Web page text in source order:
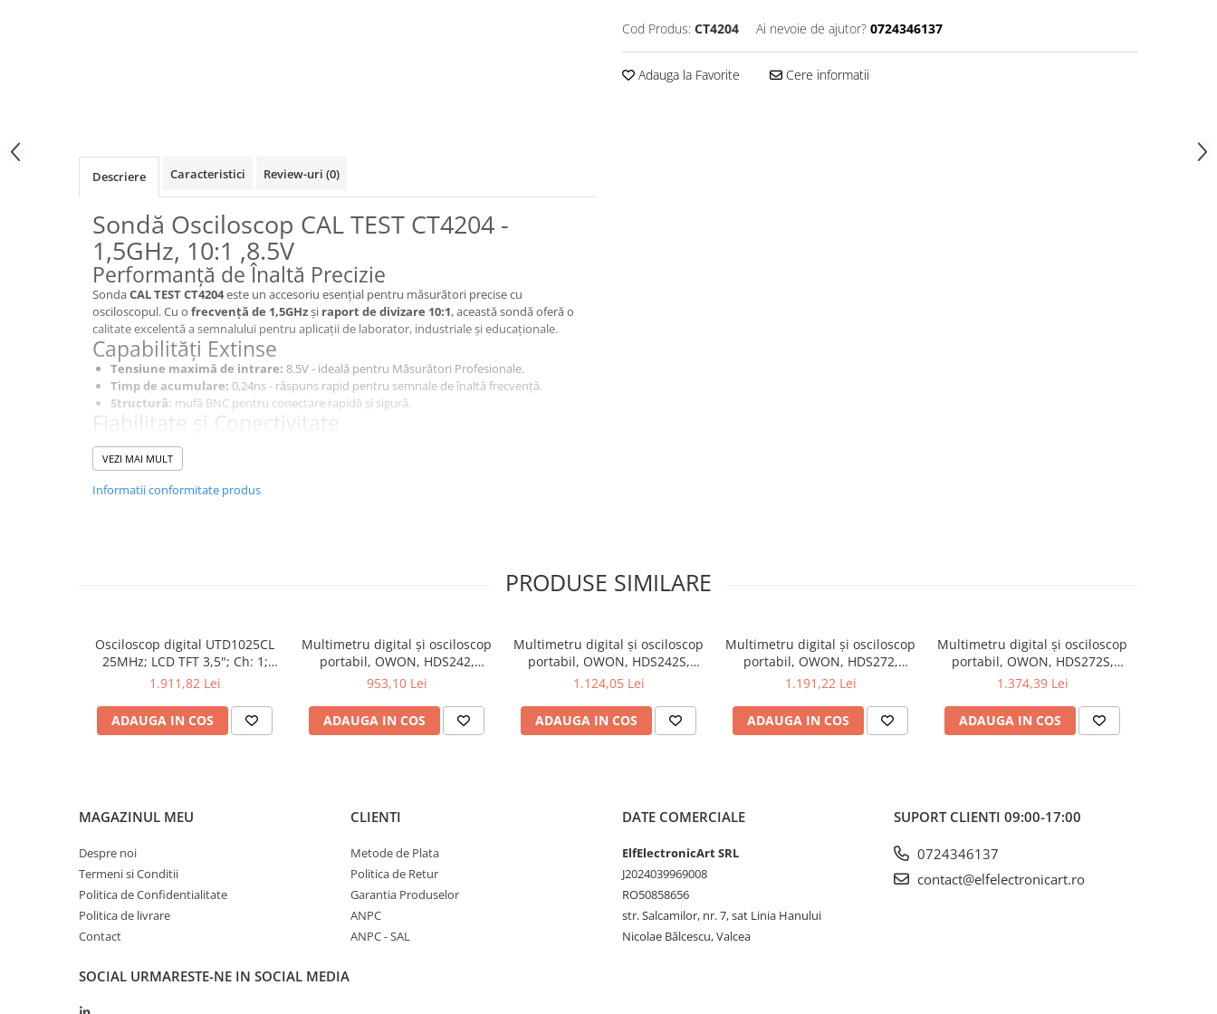
Cod Produs: CT4204 Ai nevoie de ajutor? 0724346137
Adauga la Favorite Cere informatii
Descriere Caracteristici Review-uri (0)
Sondă Osciloscop CAL TEST CT4204 -
1,5GHz, 10:1 ,8.5V
Performanță de Înaltă Precizie
SondaCAL TEST CT4204este un accesoriu esențial pentru măsurători precise cu
osciloscopul. Cu o frecvență de 1,5GHzși raport de divizare 10:1, această sondă oferă o
calitate excelentă a semnalului pentru aplicații de laborator, industriale și educaționale.
Capabilități Extinse
Tensiune maximă de intrare: 8.5V - ideală pentru Măsurători Profesionale.
Timp de acumulare: 0,24ns - răspuns rapid pentru semnale de înaltă frecvență.
Structură: mufă BNC pentru conectare rapidă și sigură.
Fiabilitate și Conectivitate
Construită pentru stabilitate și precizie, sonda CT4204 dispune de o
intrare de 500Ω - C: 1,8pF
Design Ergonomic
Având o lungime a cablului de1m
Această sondă de înaltă tensiune este proiectată pentru profesioniști care au nevoie de
măsurători de precizie și fiabilitate crescută în domeniul electronicii. Alege performanța și
calitatea oferite de CAL TEST!
VEZI MAI MULT
Informatii conformitate produs
PRODUSE SIMILARE
Osciloscop digital UTD1025CL
25MHz; LCD TFT 3,5"; Ch: 1;
250Msps; 12kpts compatibil cu
1.911,82 Lei
ADAUGA IN COS
Multimetru digital și osciloscop
portabil, OWON, HDS242,
200mV-1kV, 200mA-
953,10 Lei
ADAUGA IN COS
Multimetru digital și osciloscop
portabil, OWON, HDS242S,
200mV-1kV, 200mA-
1.124,05 Lei
ADAUGA IN COS
Multimetru digital și osciloscop
portabil, OWON, HDS272,
200mV-1kV, 200mA-
1.191,22 Lei
ADAUGA IN COS
Multimetru digital și osciloscop
portabil, OWON, HDS272S,
200mV-1kV, 200mA-
1.374,39 Lei
ADAUGA IN COS
MAGAZINUL MEU
Despre noi
Termeni si Conditii
Politica de Confidentialitate
Politica de livrare
Contact
CLIENTI
Metode de Plata
Politica de Retur
Garantia Produselor
ANPC
ANPC - SAL
DATE COMERCIALE
ElfElectronicArt SRL
J2024039969008
RO50858656
str. Salcamilor, nr. 7, sat Linia Hanului
Nicolae Bălcescu, Valcea
SUPORT CLIENTI 09:00-17:00
0724346137
contact@elfelectronicart.ro
SOCIAL URMARESTE-NE IN SOCIAL MEDIA